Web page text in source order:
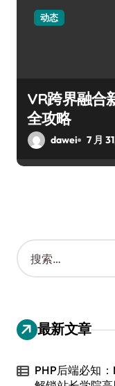
动态
VR跨界融合
全攻略
dawei 7 月
搜
索
：
最新文章
PHP后端必知